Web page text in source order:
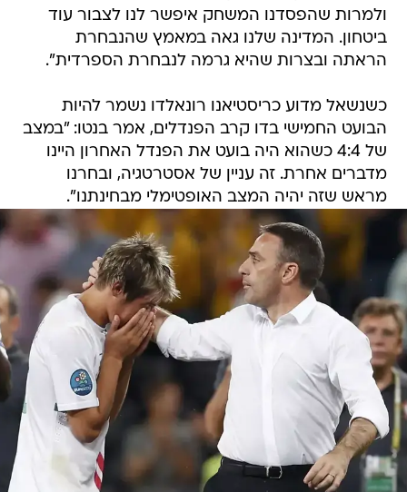
ולמרות שהפסדנו המשחק איפשר לנו לצבור עוד
ביטחון. המדינה שלנו גאה במאמץ שהנבחרת
הראתה ובצרות שהיא גרמה לנבחרת הספרדית".
כשנשאל מדוע כריסטיאנו רונאלדו נשמר להיות
הבועט החמישי בדו קרב הפנדלים, אמר בנטו: "במצב
של 4:4 כשהוא היה בועט את הפנדל האחרון היינו
מדברים אחרת. זה עניין של אסטרטגיה, ובחרנו
מראש שזה יהיה המצב האופטימלי מבחינתנו".